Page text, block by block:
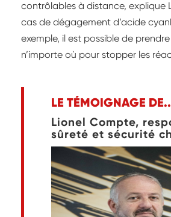
contrôlables à distance, explique
cas de dégagement d’acide
exemple, il est possible de
n’importe où pour stopper les
LE TÉMOIGNAGE
Lionel Compte,
sûreté et sécurité